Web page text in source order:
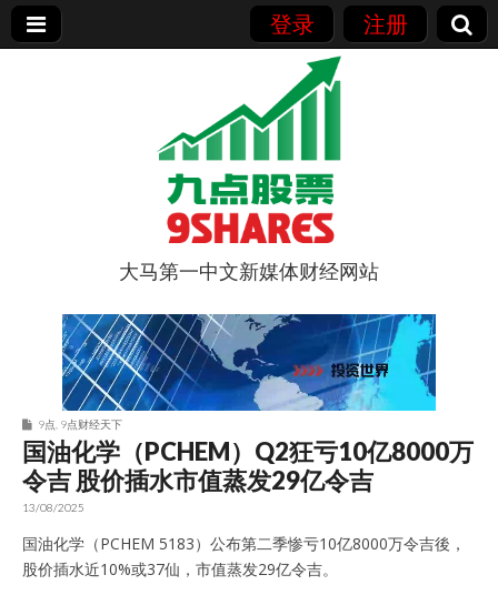
登录 注册
9点股票
大马第一中文新媒体财经网站
9点 9点财经天下
国油化学（PCHEM）Q2狂亏10亿8000万
令吉 股价插水市值蒸发29亿令吉
13/08/2025
国油化学（PCHEM 5183）公布第二季惨亏10亿8000万令吉後，
股价插水近10%或37仙，市值蒸发29亿令吉。